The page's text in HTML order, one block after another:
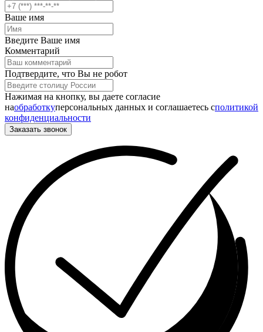
Ваше имя
Введите Ваше имя
Комментарий
Подтвердите, что Вы не робот
Нажимая на кнопку, вы даете согласие
наобработкуперсональных данных и соглашаетесь cполитикой
конфиденциальности
Заказать звонок